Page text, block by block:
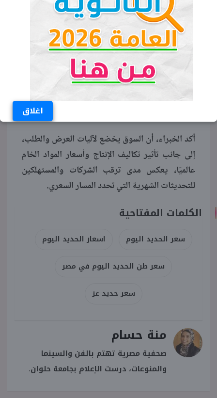
اغلاق
تشير مؤشرات السوق، إلى أن حركة البيع والشراء
تسير بوتيرة طبيعية بعد موجة الارتفاعات الأخيرة،
مع وجود فروق بسيطة بين سعر المصنع وسعر
المستهلك الذي يزيد بنحو 1,000 جنيه للطن.
ويبحث المواطنون يوميًا عن سعر الحديد اليوم
لتحديد أفضل توقيت للشراء، خاصة مع توقعات بأن
أكد الخبراء، أن السوق يخضع لآليات العرض والطلب،
إلى جانب تأثير تكاليف الإنتاج وأسعار المواد الخام
عالميًا، يعكس مدى ترقب الشركات والمستهلكين
للتحديثات الشهرية التي تحدد المسار السعري.
الكلمات المفتاحية
سعر الحديد اليوم اسعار الحديد اليوم
سعر طن الحديد اليوم في مصر
سعر حديد عز
منة حسام
صحفية مصرية تهتم بالفن والسينما
والمنوعات، درست الإعلام بجامعة حلوان.